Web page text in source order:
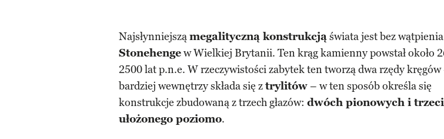
Najsłynniejsząmegalityczną konstrukcjąświata jest bez wątpienia
Stonehengew Wielkiej Brytanii. Ten krąg kamienny powstał około
2500 lat p.n.e. W rzeczywistości zabytek ten tworzą dwa rzędy
bardziej wewnętrzy składa się ztrylitów– w ten sposób określa się
konstrukcje zbudowaną z trzech głazów: dwóch pionowych i
ułożonego poziomo.